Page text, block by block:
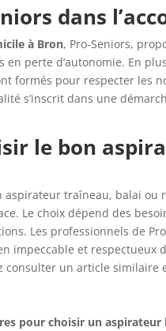
dans
à Bron, Pro-Seniors,
en perte d’autonomie. En
formés pour respecter les
s’inscrit dans une
le bon
aspirateur traîneau, balai
Le choix dépend des
Les professionnels de
impeccable et respectueux
consulter un article similaire
pour choisir un aspirateur